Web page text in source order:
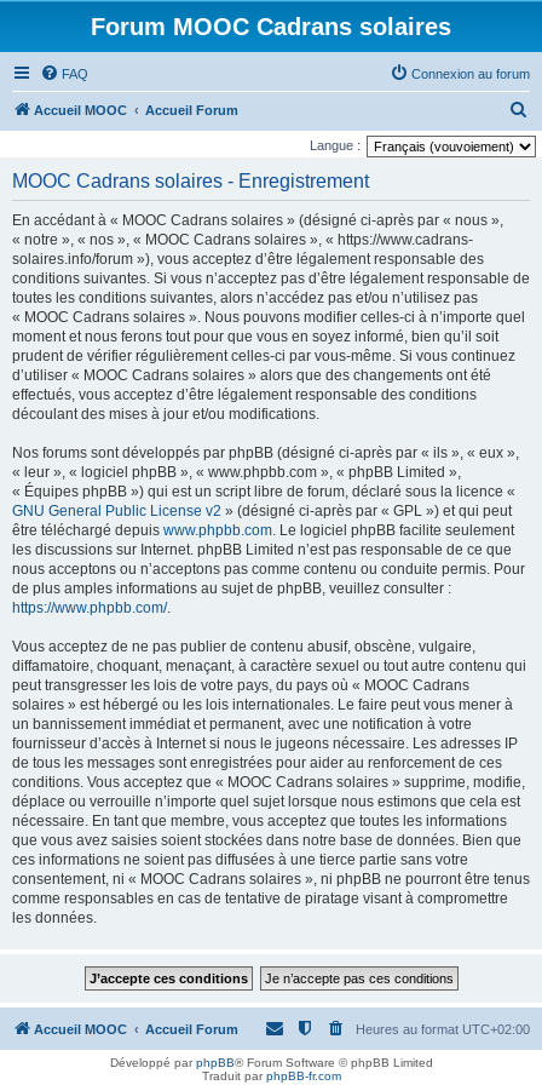
Forum MOOC Cadrans solaires
FAQ Connexion au forum
Accueil MOOC Accueil Forum
e
Langue :
MOOC Cadrans solaires - Enregistrement
En accédant à « MOOC Cadrans solaires » (désigné ci-après par « nous »,
« notre », « nos », « MOOC Cadrans solaires », « https://www.cadrans-
solaires.info/forum »), vous acceptez d’être légalement responsable des
conditions suivantes. Si vous n’acceptez pas d’être légalement responsable de
toutes les conditions suivantes, alors n’accédez pas et/ou n’utilisez pas
« MOOC Cadrans solaires ». Nous pouvons modifier celles-ci à n’importe quel
moment et nous ferons tout pour que vous en soyez informé, bien qu’il soit
prudent de vérifier régulièrement celles-ci par vous-même. Si vous continuez
d’utiliser « MOOC Cadrans solaires » alors que des changements ont été
effectués, vous acceptez d’être légalement responsable des conditions
découlant des mises à jour et/ou modifications.
Nos forums sont développés par phpBB (désigné ci-après par « ils », « eux »,
« leur », « logiciel phpBB », « www.phpbb.com », « phpBB Limited »,
« Équipes phpBB ») qui est un script libre de forum, déclaré sous la licence «
GNU General Public License v2 » (désigné ci-après par « GPL ») et qui peut
être téléchargé depuis www.phpbb.com. Le logiciel phpBB facilite seulement
les discussions sur Internet. phpBB Limited n’est pas responsable de ce que
nous acceptons ou n’acceptons pas comme contenu ou conduite permis. Pour
de plus amples informations au sujet de phpBB, veuillez consulter :
https://www.phpbb.com/.
Vous acceptez de ne pas publier de contenu abusif, obscène, vulgaire,
diffamatoire, choquant, menaçant, à caractère sexuel ou tout autre contenu qui
peut transgresser les lois de votre pays, du pays où « MOOC Cadrans
solaires » est hébergé ou les lois internationales. Le faire peut vous mener à
un bannissement immédiat et permanent, avec une notification à votre
fournisseur d’accès à Internet si nous le jugeons nécessaire. Les adresses IP
de tous les messages sont enregistrées pour aider au renforcement de ces
conditions. Vous acceptez que « MOOC Cadrans solaires » supprime, modifie,
déplace ou verrouille n’importe quel sujet lorsque nous estimons que cela est
nécessaire. En tant que membre, vous acceptez que toutes les informations
que vous avez saisies soient stockées dans notre base de données. Bien que
ces informations ne soient pas diffusées à une tierce partie sans votre
consentement, ni « MOOC Cadrans solaires », ni phpBB ne pourront être tenus
comme responsables en cas de tentative de piratage visant à compromettre
les données.
Accueil MOOC Accueil Forum Heures au format UTC+02:00
Développé parphpBB® Forum Software © phpBB Limited
Traduit parphpBB-fr.com